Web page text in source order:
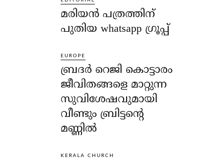
മരിയൻ പത്രത്തിന്
പുതിയ whatsapp ഗ്രൂപ്പ്
EUROPE
ബ്രദർ റെജി കൊട്ടാരം
ജീവിതങ്ങളെ മാറ്റുന്ന
സുവിശേഷവുമായി
വീണ്ടും ബ്രിട്ടന്റെ
മണ്ണിൽ
KERALA CHURCH